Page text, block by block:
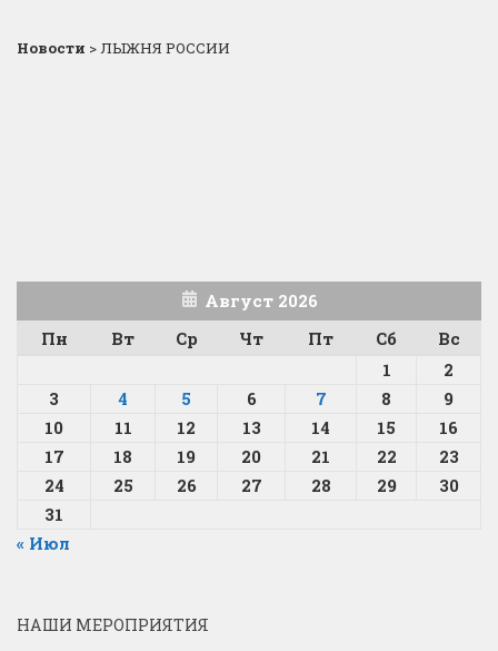
Новости >ЛЫЖНЯ РОССИИ
Август 2026
Пн
Вт Ср Чт Пт Сб
Вс
1
2
3
4 5 6 7 8
9
10
11 12 13 14 15
16
17
18 19 20 21 22
23
24
25 26 27 28 29
30
31
« Июл
НАШИ МЕРОПРИЯТИЯ